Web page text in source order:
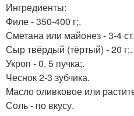
Ингредиенты:
Филе - 350-400 г;.
Сметана или майонез - 3-4
Сыр твёрдый (тёртый) - 20 г;.
Укроп - 0, 5 пучка;.
Чеснок 2-3 зубчика.
Масло оливковое или
Соль - по вкусу.